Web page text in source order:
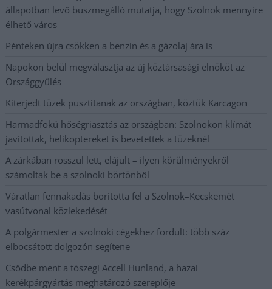
állapotban levő buszmegálló mutatja, hogy Szolnok mennyire
élhető város
Pénteken újra csökken a benzin és a gázolaj ára is
Napokon belül megválasztja az új köztársasági elnököt az
Országgyűlés
Kiterjedt tüzek pusztítanak az országban, köztük Karcagon
Harmadfokú hőségriasztás az országban: Szolnokon klímát
javítottak, helikoptereket is bevetettek a tüzeknél
A zárkában rosszul lett, elájult – ilyen körülményekről
számoltak be a szolnoki börtönből
Váratlan fennakadás borította fel a Szolnok–Kecskemét
vasútvonal közlekedését
A polgármester a szolnoki cégekhez fordult: több száz
elbocsátott dolgozón segítene
Csődbe ment a tószegi Accell Hunland, a hazai
kerékpárgyártás meghatározó szereplője